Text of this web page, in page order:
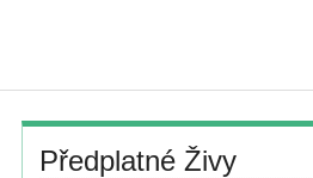
Předplatné Živy